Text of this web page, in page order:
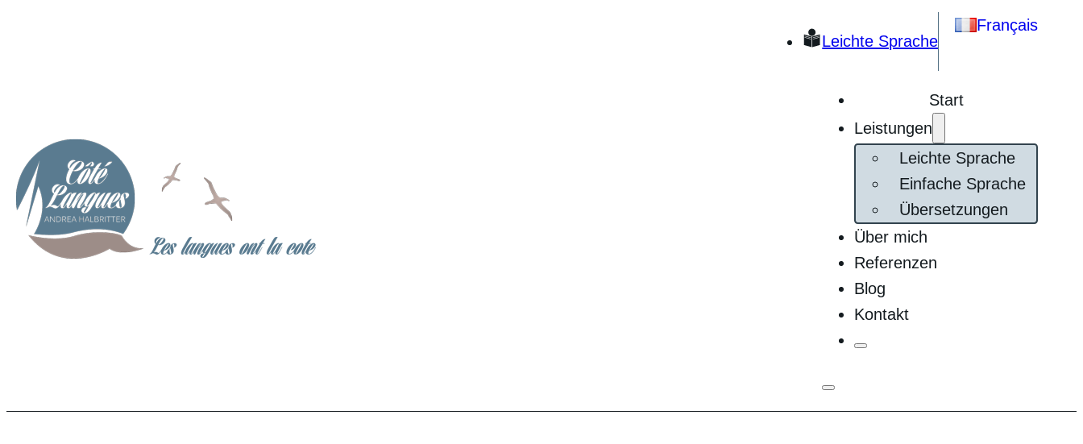
Leichte Sprache
Français
Start
Leistungen
Leichte Sprache
Einfache Sprache
Übersetzungen
Über mich
Referenzen
Blog
Kontakt